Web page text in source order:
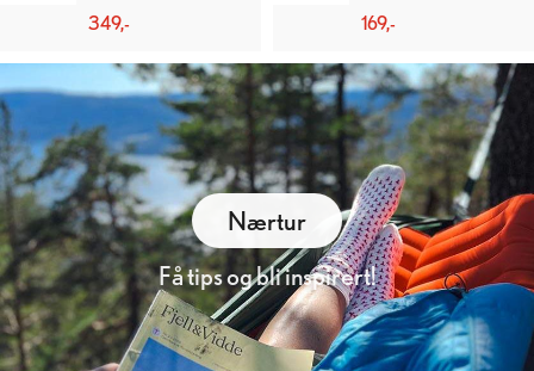
1 299,- 1 299,-
Nærtur
Få tips og bli inspirert!